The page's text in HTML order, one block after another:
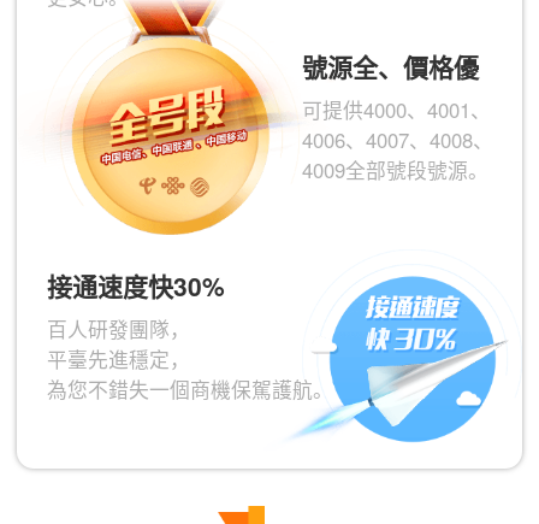
號源全、價格優
可提供4000、4001、
4006、4007、4008、
4009全部號段號源。
接通速度快30%
百人研發團隊，
平臺先進穩定，
為您不錯失一個商機保駕護航。